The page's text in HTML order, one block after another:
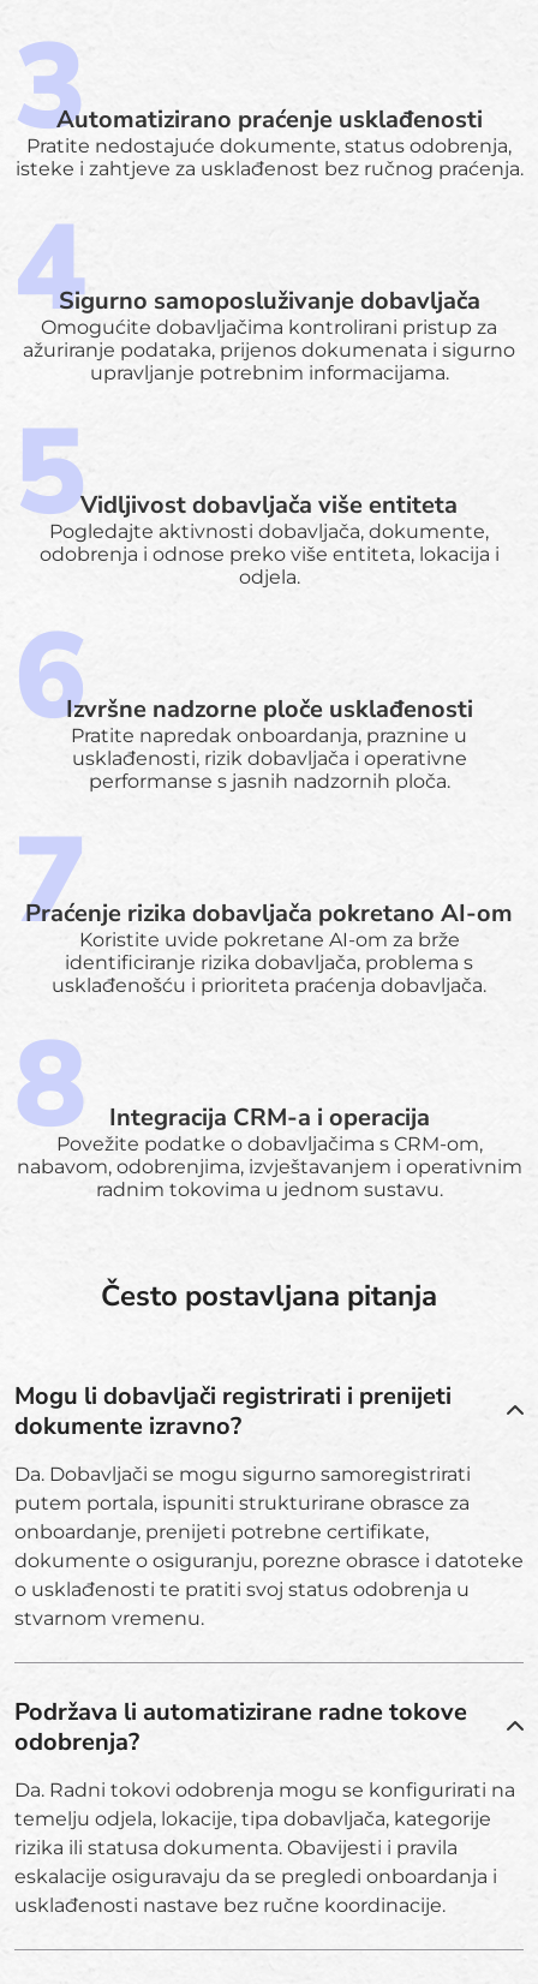
Automatizirano praćenje usklađenosti
Pratite nedostajuće dokumente, status odobrenja,
isteke i zahtjeve za usklađenost bez ručnog praćenja.
Sigurno samoposluživanje dobavljača
Omogućite dobavljačima kontrolirani pristup za
ažuriranje podataka, prijenos dokumenata i sigurno
upravljanje potrebnim informacijama.
Vidljivost dobavljača više entiteta
Pogledajte aktivnosti dobavljača, dokumente,
odobrenja i odnose preko više entiteta, lokacija i
odjela.
Izvršne nadzorne ploče usklađenosti
Pratite napredak onboardanja, praznine u
usklađenosti, rizik dobavljača i operativne
performanse s jasnih nadzornih ploča.
Praćenje rizika dobavljača pokretano AI-om
Koristite uvide pokretane AI-om za brže
identificiranje rizika dobavljača, problema s
usklađenošću i prioriteta praćenja dobavljača.
Integracija CRM-a i operacija
Povežite podatke o dobavljačima s CRM-om,
nabavom, odobrenjima, izvještavanjem i operativnim
radnim tokovima u jednom sustavu.
Često postavljana pitanja
Mogu li dobavljači registrirati i prenijeti
dokumente izravno?
Da. Dobavljači se mogu sigurno samoregistrirati
putem portala, ispuniti strukturirane obrasce za
onboardanje, prenijeti potrebne certifikate,
dokumente o osiguranju, porezne obrasce i datoteke
o usklađenosti te pratiti svoj status odobrenja u
stvarnom vremenu.
Podržava li automatizirane radne tokove
odobrenja?
Da. Radni tokovi odobrenja mogu se konfigurirati na
temelju odjela, lokacije, tipa dobavljača, kategorije
rizika ili statusa dokumenta. Obavijesti i pravila
eskalacije osiguravaju da se pregledi onboardanja i
usklađenosti nastave bez ručne koordinacije.